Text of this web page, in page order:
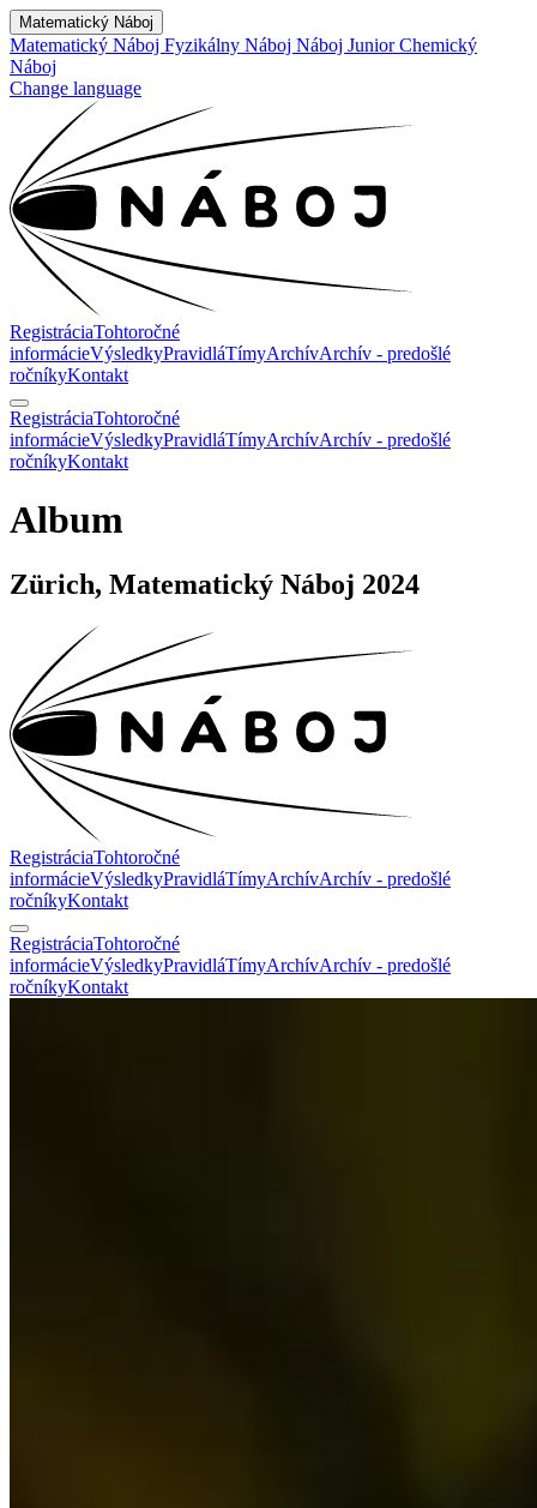
Matematický Náboj
Matematický Náboj Fyzikálny Náboj Náboj JuniorChemický
Náboj
Change language
RegistráciaTohtoročné
informácieVýsledkyPravidláTímyArchívArchív - predošlé
ročníkyKontakt
RegistráciaTohtoročné
informácieVýsledkyPravidláTímyArchívArchív - predošlé
ročníkyKontakt
Album
Zürich, Matematický Náboj 2024
RegistráciaTohtoročné
informácieVýsledkyPravidláTímyArchívArchív - predošlé
ročníkyKontakt
RegistráciaTohtoročné
informácieVýsledkyPravidláTímyArchívArchív - predošlé
ročníkyKontakt